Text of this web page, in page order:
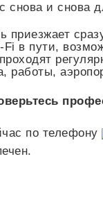
и снова
приезжает
в пути,
работы,
по телефону